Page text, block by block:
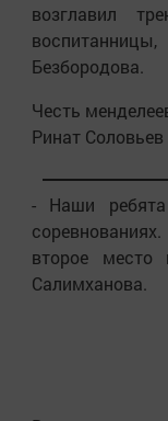
возглавил
Безбородова.
Честь
Ринат
- Наши
второе
Салимханова.